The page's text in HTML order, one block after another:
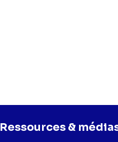
Ressources &